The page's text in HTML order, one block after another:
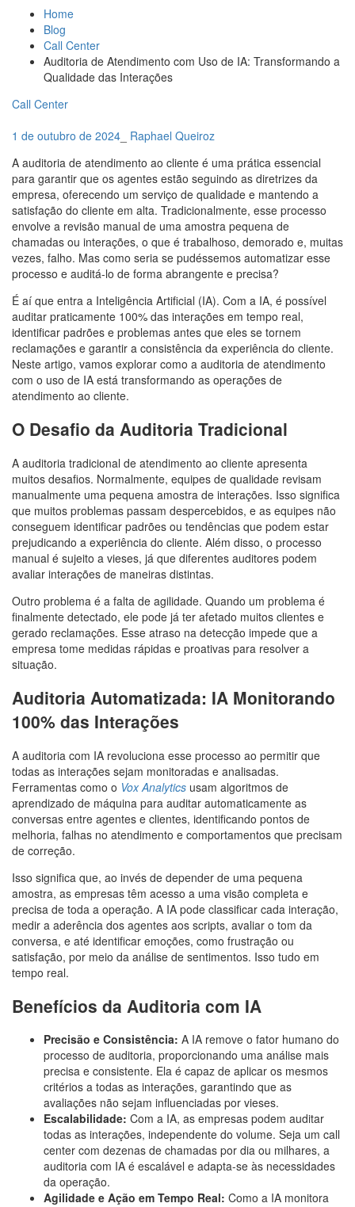
Home
Blog
Call Center
Auditoria de Atendimento com Uso de IA: Transformando a
Qualidade das Interações
Call Center
1 de outubro de 2024
Raphael Queiroz
A auditoria de atendimento ao cliente é uma prática essencial
para garantir que os agentes estão seguindo as diretrizes da
empresa, oferecendo um serviço de qualidade e mantendo a
satisfação do cliente em alta. Tradicionalmente, esse processo
envolve a revisão manual de uma amostra pequena de
chamadas ou interações, o que é trabalhoso, demorado e, muitas
vezes, falho. Mas como seria se pudéssemos automatizar esse
processo e auditá-lo de forma abrangente e precisa?
É aí que entra a Inteligência Artificial (IA). Com a IA, é possível
auditar praticamente 100% das interações em tempo real,
identificar padrões e problemas antes que eles se tornem
reclamações e garantir a consistência da experiência do cliente.
Neste artigo, vamos explorar como a auditoria de atendimento
com o uso de IA está transformando as operações de
atendimento ao cliente.
O Desafio da Auditoria Tradicional
A auditoria tradicional de atendimento ao cliente apresenta
muitos desafios. Normalmente, equipes de qualidade revisam
manualmente uma pequena amostra de interações. Isso significa
que muitos problemas passam despercebidos, e as equipes não
conseguem identificar padrões ou tendências que podem estar
prejudicando a experiência do cliente. Além disso, o processo
manual é sujeito a vieses, já que diferentes auditores podem
avaliar interações de maneiras distintas.
Outro problema é a falta de agilidade. Quando um problema é
finalmente detectado, ele pode já ter afetado muitos clientes e
gerado reclamações. Esse atraso na detecção impede que a
empresa tome medidas rápidas e proativas para resolver a
situação.
Auditoria Automatizada: IA Monitorando
100% das Interações
A auditoria com IA revoluciona esse processo ao permitir que
todas as interações sejam monitoradas e analisadas.
Ferramentas como o Vox Analytics usam algoritmos de
aprendizado de máquina para auditar automaticamente as
conversas entre agentes e clientes, identificando pontos de
melhoria, falhas no atendimento e comportamentos que precisam
de correção.
Isso significa que, ao invés de depender de uma pequena
amostra, as empresas têm acesso a uma visão completa e
precisa de toda a operação. A IA pode classificar cada interação,
medir a aderência dos agentes aos scripts, avaliar o tom da
conversa, e até identificar emoções, como frustração ou
satisfação, por meio da análise de sentimentos. Isso tudo em
tempo real.
Benefícios da Auditoria com IA
Precisão e Consistência: A IA remove o fator humano do
processo de auditoria, proporcionando uma análise mais
precisa e consistente. Ela é capaz de aplicar os mesmos
critérios a todas as interações, garantindo que as
avaliações não sejam influenciadas por vieses.
Escalabilidade: Com a IA, as empresas podem auditar
todas as interações, independente do volume. Seja um call
center com dezenas de chamadas por dia ou milhares, a
auditoria com IA é escalável e adapta-se às necessidades
da operação.
Agilidade e Ação em Tempo Real: Como a IA monitora